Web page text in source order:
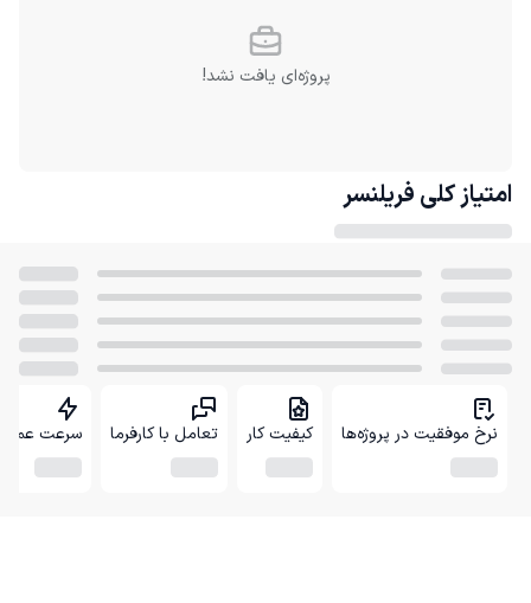
پروژه‌ای یافت نشد!
امتیاز کلی فریلنسر
نرخ موفقیت در پروژه‌ها کیفیت کار تعامل با کارفرما سرعت عمل